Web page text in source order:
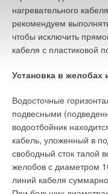
нагревательного
рекомендуем
чтобы исключить
кабеля с пластиковой
Установка в желобах
Водосточные
подвесными
водоотбойник
кабель, уложенный в
свободный сток талой
желобов с диаметром
линий кабеля